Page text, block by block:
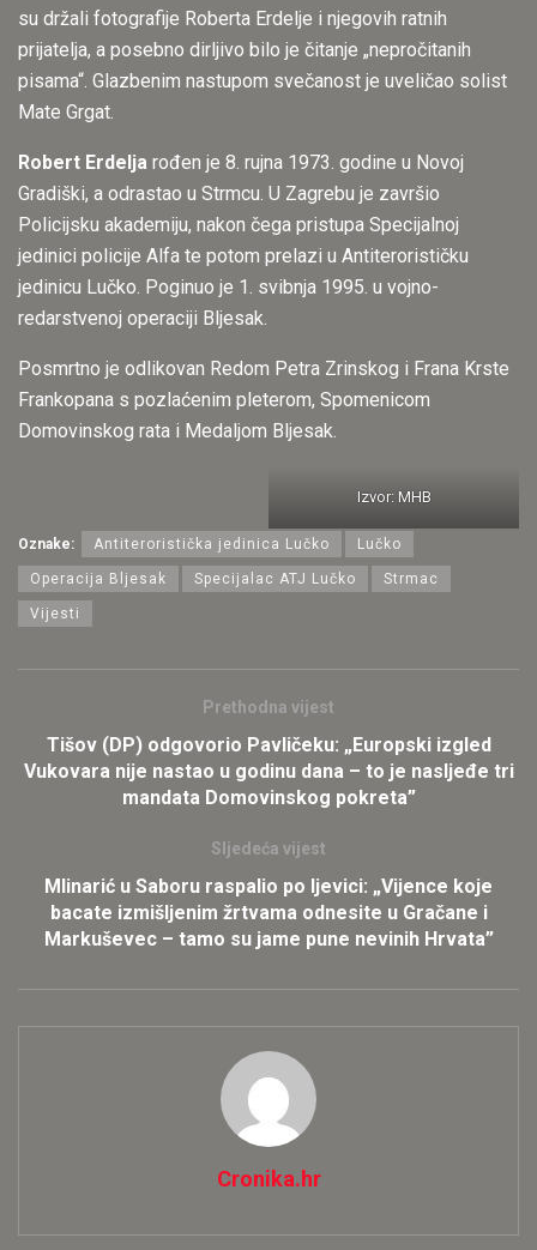
su držali fotografije Roberta Erdelje i njegovih ratnih
prijatelja, a posebno dirljivo bilo je čitanje „nepročitanih
pisama“. Glazbenim nastupom svečanost je uveličao solist
Mate Grgat.
Robert Erdelja rođen je 8. rujna 1973. godine u Novoj
Gradiški, a odrastao u Strmcu. U Zagrebu je završio
Policijsku akademiju, nakon čega pristupa Specijalnoj
jedinici policije Alfa te potom prelazi u Antiterorističku
jedinicu Lučko. Poginuo je 1. svibnja 1995. u vojno-
redarstvenoj operaciji Bljesak.
Posmrtno je odlikovan Redom Petra Zrinskog i Frana Krste
Frankopana s pozlaćenim pleterom, Spomenicom
Domovinskog rata i Medaljom Bljesak.
Izvor: MHB
Oznake: Antiteroristička jedinica Lučko Lučko
Operacija Bljesak Specijalac ATJ Lučko Strmac
Vijesti
Prethodna vijest
Tišov (DP) odgovorio Pavličeku: „Europski izgled
Vukovara nije nastao u godinu dana – to je nasljeđe tri
mandata Domovinskog pokreta”
Sljedeća vijest
Mlinarić u Saboru raspalio po ljevici: „Vijence koje
bacate izmišljenim žrtvama odnesite u Gračane i
Markuševec – tamo su jame pune nevinih Hrvata”
Cronika.hr